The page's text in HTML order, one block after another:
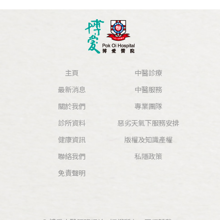
主頁
最新消息
關於我們
中醫診療
中醫服務
專業團隊
診所資料
健康資訊
聯絡我們
惡劣天氣下服務安排
版權及知識產權
私隱政策
免責聲明